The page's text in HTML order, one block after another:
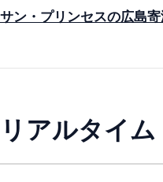
サン・プリンセスの広島
リアルタイム